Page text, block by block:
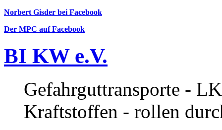
Norbert Gisder bei Facebook
Der MPC auf Facebook
BI KW e.V.
Gefahrguttransporte -
Kraftstoffen - rollen